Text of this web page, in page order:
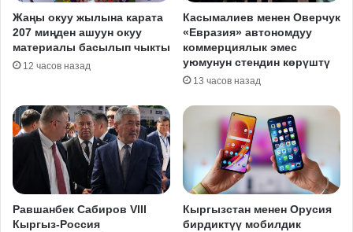
Жаңы окуу жылына карата
207 миңден ашуун окуу
материалы басылып чыкты
12 часов назад
Касымалиев менен Оверчук
«Евразия» автономдуу
коммерциялык эмес
уюмунун стендин көрүштү
13 часов назад
Равшанбек Сабиров VIII
Кыргыз-Россия
Кыргызстан менен Орусия
бирдиктүү мобилдик